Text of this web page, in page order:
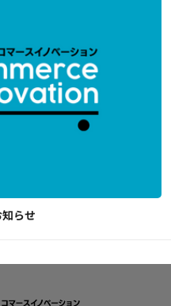
らせ